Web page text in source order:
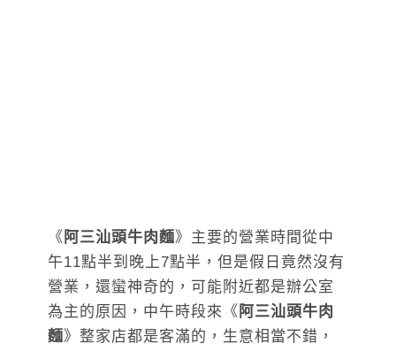
《 阿三汕頭牛肉麵》主要的營業時間從中
午11點半到晚上7點半，但是假日竟然沒有
營業，還蠻神奇的，可能附近都是辦公室
為主的原因，中午時段來《 阿三汕頭牛肉
麵》整家店都是客滿的，生意相當不錯，